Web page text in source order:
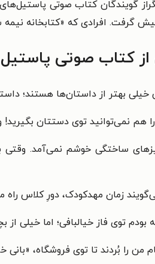
گرفت. افرادی که «کتابخانه
کتاب صوتی
بهتر از داستان‌ها هستند؛
را هم نمی‌توانید توی دستتان
ساختگی خوشم نمی‌آمد. وقتی
زمان مهدکودک، دورِ کلاس
بودم توی فاز خیالبافی؛ اما خیلی
من را بُردند تا توی فروشگاه،